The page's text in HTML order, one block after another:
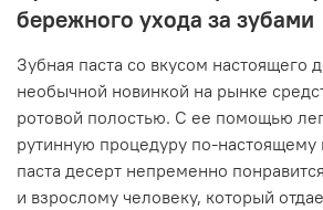
бережного ухода за зубами
Зубная паста со вкусом настоящего
необычной новинкой на рынке
ротовой полостью. С ее помощью
рутинную процедуру по-настоящему
паста десерт непременно
и взрослому человеку, который